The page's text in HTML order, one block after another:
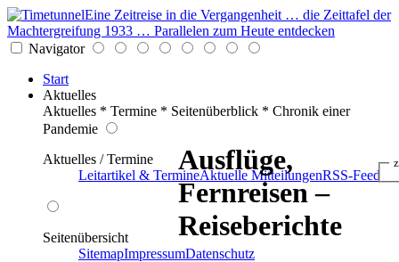
Eine Zeitreise in die Vergangenheit … die Zeittafel der
Machtergreifung 1933 … Parallelen zum Heute entdecken
Navigator
Start
Aktuelles
Aktuelles * Termine * Seitenüberblick * Chronik einer
Pandemie
Aktuelles / Termine
Leitartikel & TermineAktuelle MitteilungenRSS-Feed
Seitenübersicht
SitemapImpressumDatenschutz
Ausflüge,
Fernreisen –
Reiseberichte